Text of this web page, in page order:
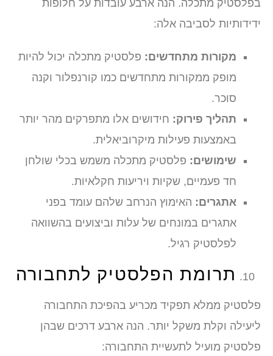
בפלסטיק מתכלה. הנה ארבע עובדות על חלופות
ידידותיות לסביבה אלה:
מקורות מתחדשים: פלסטיק מתכלה יכול להיות
מופק ממקורות מתחדשים כמו קורנפלור וקנה
סוכר.
תהליך פירוק: חידושים אלו מתפרקים מהר יותר
באמצעות פעילות מיקרוביאלית.
שימושים: פלסטיק מתכלה משמש בכלי שולחן
חד פעמיים, שקיות ויריעות חקלאיות.
אתגרים: האימוץ הנרחב שלהם עומד בפני
אתגרים במונחים של עלות וביצועים בהשוואה
לפלסטיק רגיל.
תרומת הפלסטיק לתחבורה
פלסטיק ממלא תפקיד מכריע בהפיכת התחבורה
ליעילה וקלת משקל יותר. הנה ארבע דרכים שבהן
פלסטיק מועיל לתעשיית התחבורה: